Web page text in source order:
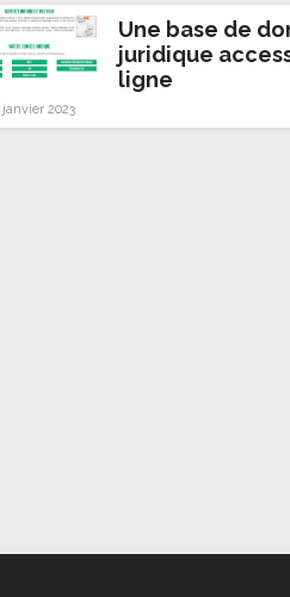
Une base de
juridique
ligne
janvier 2023